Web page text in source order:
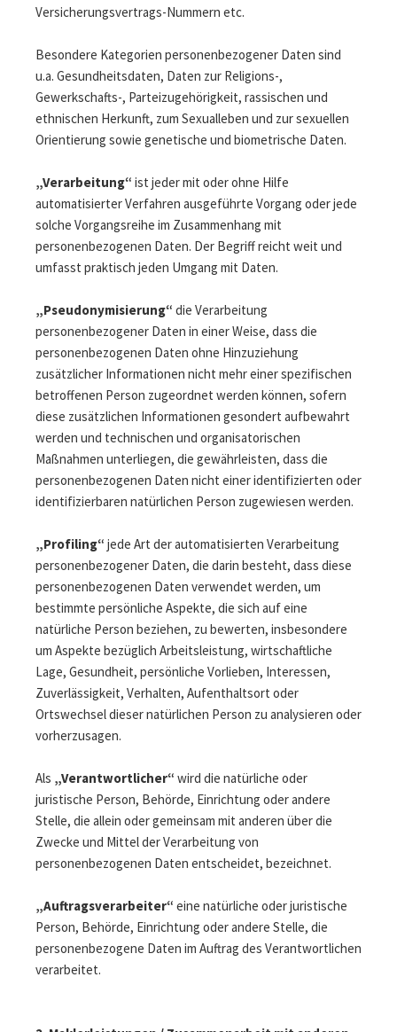
Versicherungsvertrags-Nummern etc.
Besondere Kategorien personenbezogener Daten sind
u.a. Gesundheitsdaten, Daten zur Religions-,
Gewerkschafts-, Parteizugehörigkeit, rassischen und
ethnischen Herkunft, zum Sexualleben und zur sexuellen
Orientierung sowie genetische und biometrische Daten.
„Verarbeitung“ ist jeder mit oder ohne Hilfe
automatisierter Verfahren ausgeführte Vorgang oder jede
solche Vorgangsreihe im Zusammenhang mit
personenbezogenen Daten. Der Begriff reicht weit und
umfasst praktisch jeden Umgang mit Daten.
„Pseudonymisierung“ die Verarbeitung
personenbezogener Daten in einer Weise, dass die
personenbezogenen Daten ohne Hinzuziehung
zusätzlicher Informationen nicht mehr einer spezifischen
betroffenen Person zugeordnet werden können, sofern
diese zusätzlichen Informationen gesondert aufbewahrt
werden und technischen und organisatorischen
Maßnahmen unterliegen, die gewährleisten, dass die
personenbezogenen Daten nicht einer identifizierten oder
identifizierbaren natürlichen Person zugewiesen werden.
„Profiling“ jede Art der automatisierten Verarbeitung
personenbezogener Daten, die darin besteht, dass diese
personenbezogenen Daten verwendet werden, um
bestimmte persönliche Aspekte, die sich auf eine
natürliche Person beziehen, zu bewerten, insbesondere
um Aspekte bezüglich Arbeitsleistung, wirtschaftliche
Lage, Gesundheit, persönliche Vorlieben, Interessen,
Zuverlässigkeit, Verhalten, Aufenthaltsort oder
Ortswechsel dieser natürlichen Person zu analysieren oder
vorherzusagen.
Als „Verantwortlicher“ wird die natürliche oder
juristische Person, Behörde, Einrichtung oder andere
Stelle, die allein oder gemeinsam mit anderen über die
Zwecke und Mittel der Verarbeitung von
personenbezogenen Daten entscheidet, bezeichnet.
„Auftragsverarbeiter“ eine natürliche oder juristische
Person, Behörde, Einrichtung oder andere Stelle, die
personenbezogene Daten im Auftrag des Verantwortlichen
verarbeitet.